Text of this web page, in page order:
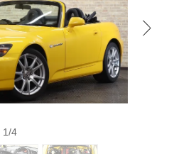
1/4